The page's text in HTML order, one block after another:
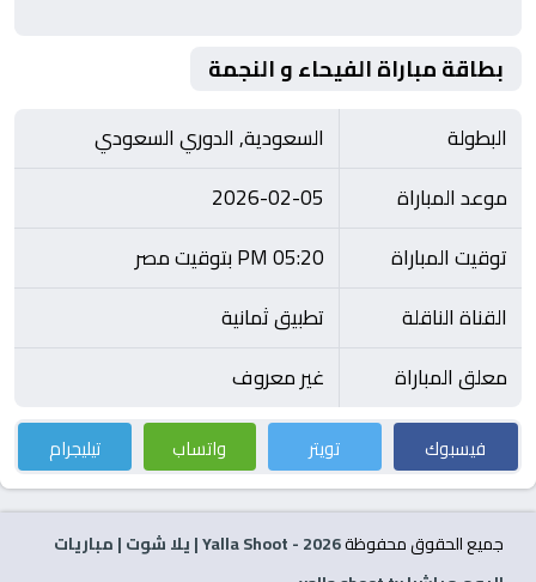
بطاقة مباراة الفيحاء و النجمة
البطولة
السعودية, الدوري السعودي
موعد المباراة
2026-02-05
توقيت المباراة
05:20 PM بتوقيت مصر
القناة الناقلة
تطبيق ثمانية
معلق المباراة
غير معروف
فيسبوك تويتر واتساب تيليجرام
جميع الحقوق محفوظة2026
- Yalla Shoot | يلا شوت | مباريات